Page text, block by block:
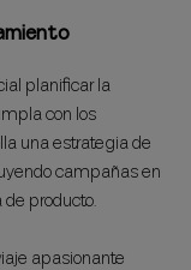
planificar la
con los
una estrategia de
campañas en
producto.
apasionante